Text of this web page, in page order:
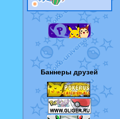
Баннеры друзей